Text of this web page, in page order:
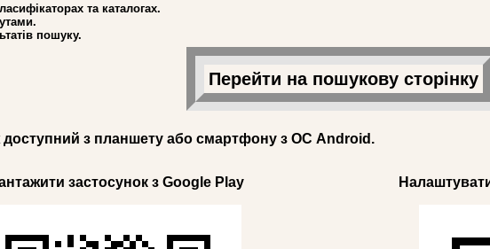
та каталогах.
пошуку.
Перейти на пошукову сторінку
доступний з планшету або смартфону з ОС Android.
застосунок з Google Play